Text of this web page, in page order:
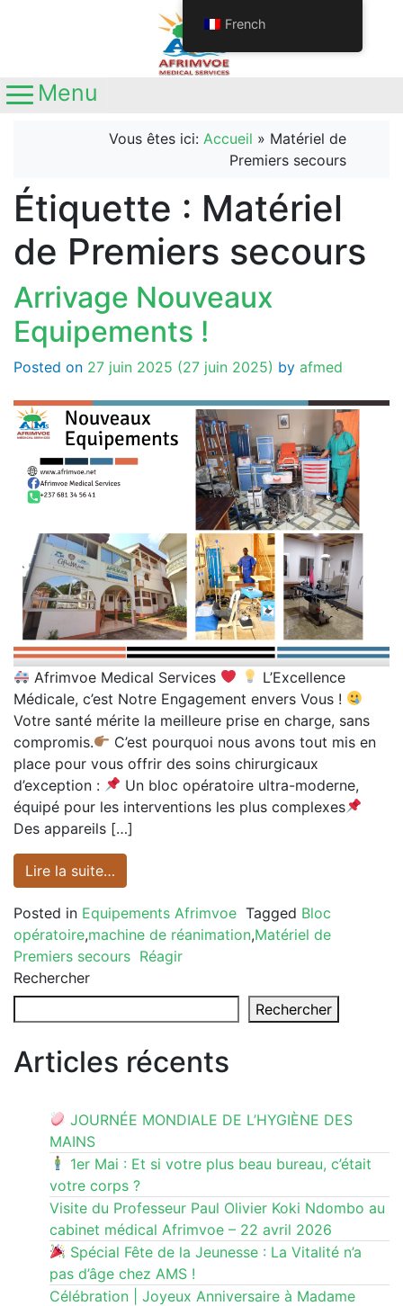
Appelez-nous
+237681345641
Nkolbisson, Carrefour Station Ola
Main Navigation
Menu
Vous êtes ici: Accueil » Matériel de
Premiers secours
Étiquette : Matériel
de Premiers secours
Arrivage Nouveaux
Equipements !
Posted on 27 juin 2025 (27 juin 2025) by afmed
Afrimvoe Medical Services
L’Excellence
Médicale, c’est Notre Engagement envers Vous !
Votre santé mérite la meilleure prise en charge, sans
compromis.
C’est pourquoi nous avons tout mis en
place pour vous offrir des soins chirurgicaux
d’exception :
Un bloc opératoire ultra-moderne,
équipé pour les interventions les plus complexes
Des appareils […]
Lire la suite…
Posted in Equipements Afrimvoe Tagged Bloc
opératoire,machine de réanimation,Matériel de
Premiers secours Réagir
Rechercher
Rechercher
Articles récents
JOURNÉE MONDIALE DE L’HYGIÈNE DES
MAINS
1er Mai : Et si votre plus beau bureau, c’était
votre corps ?
Visite du Professeur Paul Olivier Koki Ndombo au
cabinet médical Afrimvoe – 22 avril 2026
Spécial Fête de la Jeunesse : La Vitalité n’a
pas d’âge chez AMS !
Célébration | Joyeux Anniversaire à Madame
French